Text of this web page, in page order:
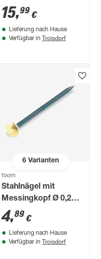
15,99 €
Lieferung nach Hause
Verfügbar in Troisdorf
6Varianten
toom
Stahlnägel mit
Messingkopf Ø 0,2 x
4 cm
4,89 €
Lieferung nach Hause
Verfügbar in Troisdorf